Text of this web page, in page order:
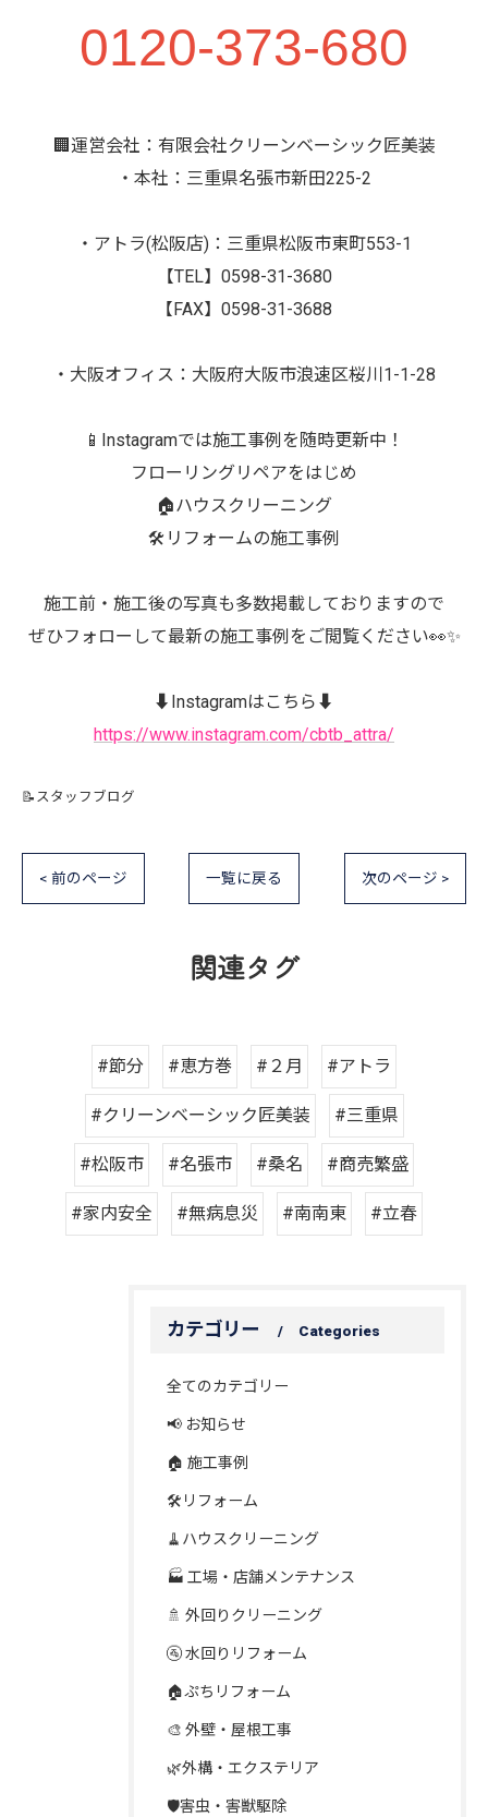
0120-373-680
🏢運営会社：有限会社クリーンベーシック匠美装
・本社：三重県名張市新田225-2
・アトラ(松阪店)：三重県松阪市東町553-1
【TEL】0598-31-3680
【FAX】0598-31-3688
・大阪オフィス：大阪府大阪市浪速区桜川1-1-28
📱Instagramでは施工事例を随時更新中！
フローリングリペアをはじめ
🏠ハウスクリーニング
🛠️リフォームの施工事例
施工前・施工後の写真も多数掲載しておりますので
ぜひフォローして最新の施工事例をご閲覧ください👀✨
⬇️Instagramはこちら⬇️
https://www.instagram.com/cbtb_attra/
📝スタッフブログ
< 前のページ 一覧に戻る 次のページ >
関連タグ
#節分 #恵方巻 #２月 #アトラ
#クリーンベーシック匠美装 #三重県
#松阪市 #名張市 #桑名 #商売繁盛
#家内安全 #無病息災 #南南東 #立春
カテゴリー Categories
全てのカテゴリー
📢 お知らせ
🏠 施工事例
🛠️リフォーム
🧹ハウスクリーニング
🏭 工場・店舗メンテナンス
🚿 外回りクリーニング
🚰 水回りリフォーム
🏠ぷちリフォーム
🎨 外壁・屋根工事
🌿外構・エクステリア
🛡️害虫・害獣駆除